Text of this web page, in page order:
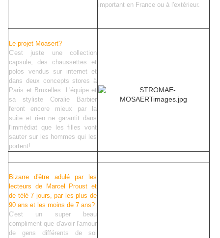
important en France ou à l'extérieur.
Le projet Moasert?
C'est juste une collection
capsule, des chaussettes et
polos vendus sur internet et
dans deux concepts stores à
Paris et Bruxelles. L'équipe et
sa styliste Coralie Barbier
feront encore mieux par la
suite et rien ne garantit dans
l'immédiat que les filles vont
sauter sur les hommes qui les
portent!
Bizarre d'être adulé par les
lecteurs de Marcel Proust et
de télé 7 jours, par les plus de
90 ans et les moins de 7 ans?
C'est un super beau
compliment que d'avoir l'amour
de gens différents de soi